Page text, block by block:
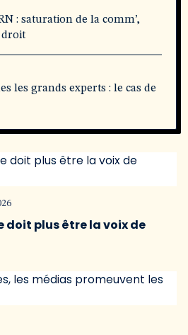
: saturation de la comm’,
droit
les grands experts : le cas de
doit plus être la voix de